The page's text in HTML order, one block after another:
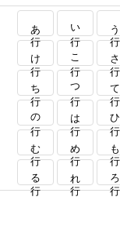
あ行 い行 う行
け行 こ行 さ行
ち行 つ行 て行
の行 は行 ひ行
む行 め行 も行
る行 れ行 ろ行